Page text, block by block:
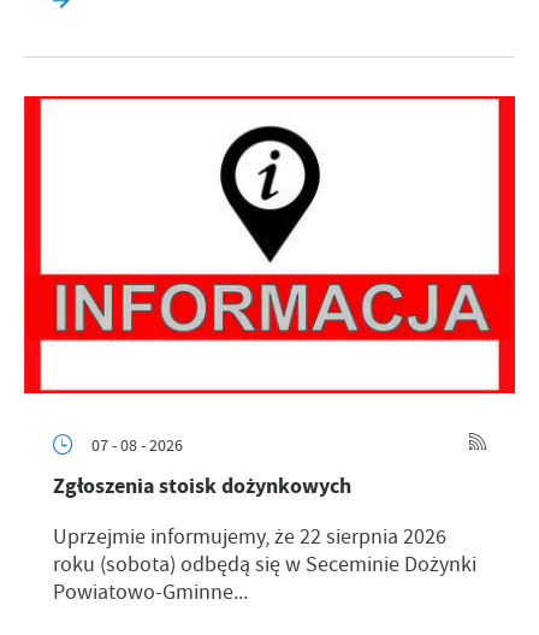
07 - 08 - 2026
Zgłoszenia stoisk dożynkowych
Uprzejmie informujemy, że 22 sierpnia 2026
roku (sobota) odbędą się w Seceminie Dożynki
Powiatowo-Gminne...